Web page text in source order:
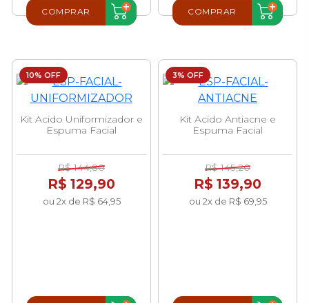
COMPRAR COMPRAR
10% OFF
Kit Acido Uniformizador e
Espuma Facial
R$ 144,80
R$ 129,90
ou 2x de R$ 64,95
3% OFF
Kit Acido Antiacne e
Espuma Facial
R$ 145,20
R$ 139,90
ou 2x de R$ 69,95